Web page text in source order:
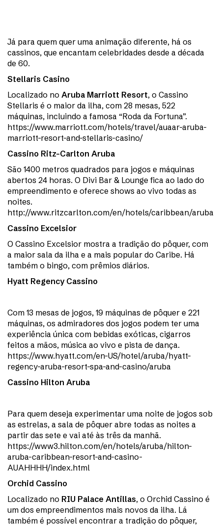
Já para quem quer uma animação diferente, há os
cassinos, que encantam celebridades desde a década
de 60.
Stellaris Casino
Localizado no Aruba Marriott Resort, o Cassino
Stellaris é o maior da ilha, com 28 mesas, 522
máquinas, incluindo a famosa “Roda da Fortuna”.
https://www.marriott.com/hotels/travel/auaar-aruba-
marriott-resort-and-stellaris-casino/
Cassino Ritz-Carlton Aruba
São 1400 metros quadrados para jogos e máquinas
abertos 24 horas. O Divi Bar & Lounge fica ao lado do
empreendimento e oferece shows ao vivo todas as
noites.
http://www.ritzcarlton.com/en/hotels/caribbean/aruba
Cassino Excelsior
O Cassino Excelsior mostra a tradição do pôquer, com
a maior sala da ilha e a mais popular do Caribe. Há
também o bingo, com prêmios diários.
Hyatt Regency Cassino
Com 13 mesas de jogos, 19 máquinas de pôquer e 221
máquinas, os admiradores dos jogos podem ter uma
experiência única com bebidas exóticas, cigarros
feitos a mãos, música ao vivo e pista de dança.
https://www.hyatt.com/en-US/hotel/aruba/hyatt-
regency-aruba-resort-spa-and-casino/aruba
Cassino Hilton Aruba
Para quem deseja experimentar uma noite de jogos sob
as estrelas, a sala de pôquer abre todas as noites a
partir das sete e vai até às três da manhã.
https://www3.hilton.com/en/hotels/aruba/hilton-
aruba-caribbean-resort-and-casino-
AUAHHHH/index.html
Orchid Cassino
Localizado no RIU Palace Antillas, o Orchid Cassino é
um dos empreendimentos mais novos da ilha. Lá
também é possível encontrar a tradição do pôquer,